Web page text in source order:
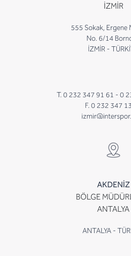
İZMİR
555 Sokak, Ergene
No. 6/14
İZMİR -
T. 0 232 347 91 61 - 0
F. 0 232 347
AKDENİZ
BÖLGE
ANTALYA
ANTALYA -